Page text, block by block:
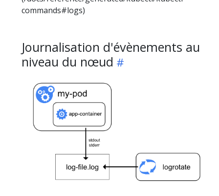
commands#logs)
Journalisation d'évènements au
niveau du nœud